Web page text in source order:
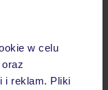
w celu
i reklam. Pliki